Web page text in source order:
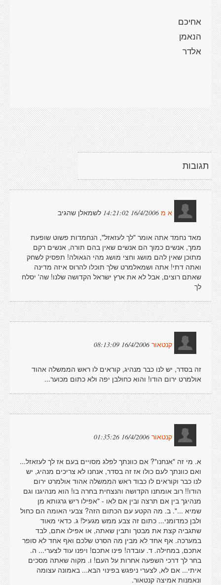
אחיכם
הנאמן
אלדר
תגובות
א מ 16/4/2006 14:21:02 לשמאלן שהגיב
מאד נחמד אתה אומר "לך לעזאזל", הנחמדות פשוט שופעת
ממך, אנשים כמוך הם אנשים שאין בהם תורה, אנשים רקם
מתוכן שאין להם מושג וחצי מושג מהי הגאולה! תפסיק לשחק
ואתה דתי! אתה ושמאלמרט שלך תוכלו להרוס איזה מדינה
שאתם רוצים, אבל לא את ארץ ישראל הקדושה שלנו! שה' יסלח
לך
קנטאור 16/4/2006 08:13:09
זה בסדר, יש לנו כבר מנהיג, קוראים לו ראש הממשלה אהוד
אולמרט ירום הודו! והוא כחולבן יפה ולא כתום מכוער...
קנטאור 16/4/2006 01:35:26
א. מי זה "אנחנו"? אם כוונתך לפלג מסויים בעם אז לך לעזאזל...
ואם כוונתך לעם כולו אז זה בסדר, אנחנו לא צריכים מנהיג, יש
לנו כבר וקוראים לו כבוד ראש הממשלה אהוד אולמרט ירום
הודו!! רוב אומתנו הקדושה והנצחית בחרה בו! הוא מנהיגנו וגם
מנהיגך בין אם תרצה ובין אם לאו - "אפילו ריש גרגותא מן
שמיא ...". ב. מה הקטע עם הכתום הזה? צבעי האומה הם כחול
ולבן כמדומני... כתום זה צבע ממש מגעיל! ג. כדאי מאוד
שתגביה קצת את מבטך ותבין שאתה, או אפילו אתם, לבד
במערכה. אף אחד לא מבין מה הסרט שלכם ואף אחד לא סופר
אתכם, במחילה. ד. עובדה! פינו אתכם! ויפנו עוד לצערי... ה.
בחר לך דרכי השפעה אחרות על העם! ו. מקוה שאתה מסכים
איתי... אם לא, לצערי ניפגש בפינוי הבא... באמונה עצומה
ונאמנות אמיצה קנטאור.